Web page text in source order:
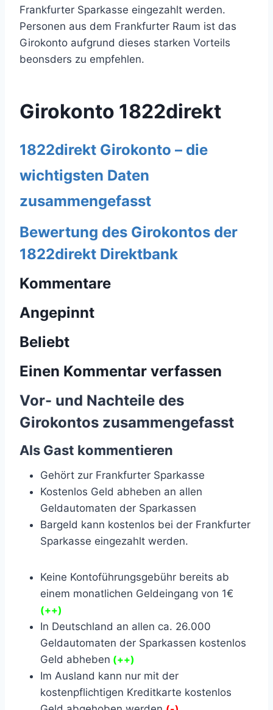
Frankfurter Sparkasse eingezahlt werden.
Personen aus dem Frankfurter Raum ist das
Girokonto aufgrund dieses starken Vorteils
beonsders zu empfehlen.
Girokonto 1822direkt
1822direkt Girokonto – die
wichtigsten Daten
zusammengefasst
Bewertung des Girokontos der
1822direkt Direktbank
Kommentare
Angepinnt
Beliebt
Einen Kommentar verfassen
Vor- und Nachteile des
Girokontos zusammengefasst
Als Gast kommentieren
Gehört zur Frankfurter Sparkasse
Kostenlos Geld abheben an allen
Geldautomaten der Sparkassen
Bargeld kann kostenlos bei der Frankfurter
Sparkasse eingezahlt werden.
Keine Kontoführungsgebühr bereits ab
einem monatlichen Geldeingang von 1€
(++)
In Deutschland an allen ca. 26.000
Geldautomaten der Sparkassen kostenlos
Geld abheben (++)
Im Ausland kann nur mit der
kostenpflichtigen Kreditkarte kostenlos